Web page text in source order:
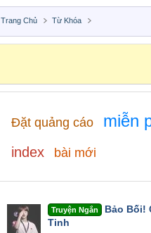
Trang Chủ Từ Khóa
Đặt quảng cáo miễn
index bài mới
Truyện Ngắn
Bảo Bối!
Tinh